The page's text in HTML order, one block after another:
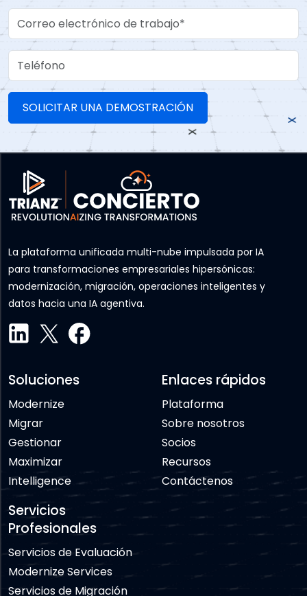
Work Email
Teléfono
La plataforma unificada multi-nube impulsada por IA
para transformaciones empresariales hipersónicas:
modernización, migración, operaciones inteligentes y
datos hacia una IA agentiva.
Soluciones
Modernize
Migrar
Gestionar
Maximizar
Intelligence
Servicios
Profesionales
Servicios de Evaluación
Modernize Services
Servicios de Migración
Enlaces rápidos
Plataforma
Sobre nosotros
Socios
Recursos
Contáctenos